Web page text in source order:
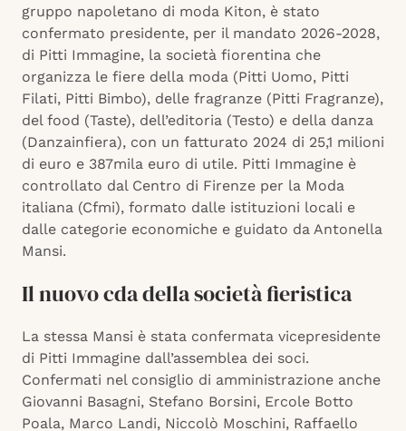
gruppo napoletano di moda Kiton, è stato
confermato presidente, per il mandato 2026-2028,
di Pitti Immagine, la società fiorentina che
organizza le fiere della moda (Pitti Uomo, Pitti
Filati, Pitti Bimbo), delle fragranze (Pitti Fragranze),
del food (Taste), dell’editoria (Testo) e della danza
(Danzainfiera), con un fatturato 2024 di 25,1 milioni
di euro e 387mila euro di utile. Pitti Immagine è
controllato dal Centro di Firenze per la Moda
italiana (Cfmi), formato dalle istituzioni locali e
dalle categorie economiche e guidato da Antonella
Mansi.
Il nuovo cda della società fieristica
La stessa Mansi è stata confermata vicepresidente
di Pitti Immagine dall’assemblea dei soci.
Confermati nel consiglio di amministrazione anche
Giovanni Basagni, Stefano Borsini, Ercole Botto
Poala, Marco Landi, Niccolò Moschini, Raffaello